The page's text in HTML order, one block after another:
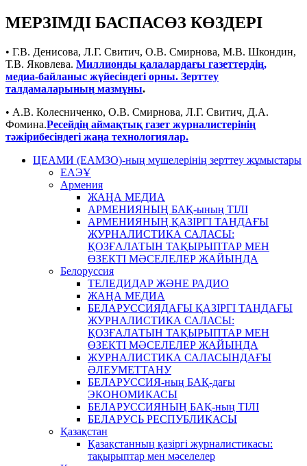
МЕРЗІМДІ БАСПАСӨЗ КӨЗДЕРІ
• Г.В. Денисова, Л.Г. Свитич, О.В. Смирнова, М.В. Шкондин,
Т.В. Яковлева. Миллионды қалалардағы газеттердің,
медиа-байланыс жүйесіндегі орны. Зерттеу
талдамаларының мазмұны.
• А.В. Колесниченко, О.В. Смирнова, Л.Г. Свитич, Д.А.
Фомина.Ресейдің аймақтық газет журналистерінің
тәжірибесіндегі жаңа технологиялар.
ЦЕАМИ (ЕАМЗО)-ның мүшелерінің зерттеу жұмыстары
ЕАЭҰ
Армения
ЖАҢА МЕДИА
АРМЕНИЯНЫҢ БАҚ-ының ТІЛІ
АРМЕНИЯНЫҢ ҚАЗІРГІ ТАҢДАҒЫ
ЖУРНАЛИСТИКА САЛАСЫ:
ҚОЗҒАЛАТЫН ТАҚЫРЫПТАР МЕН
ӨЗЕКТІ МӘСЕЛЕЛЕР ЖАЙЫНДА
Белоруссия
ТЕЛЕДИДАР ЖӘНЕ РАДИО
ЖАҢА МЕДИА
БЕЛАРУССИЯДАҒЫ ҚАЗІРГІ ТАҢДАҒЫ
ЖУРНАЛИСТИКА САЛАСЫ:
ҚОЗҒАЛАТЫН ТАҚЫРЫПТАР МЕН
ӨЗЕКТІ МӘСЕЛЕЛЕР ЖАЙЫНДА
ЖУРНАЛИСТИКА САЛАСЫНДАҒЫ
ӘЛЕУМЕТТАНУ
БЕЛАРУССИЯ-ның БАҚ-дағы
ЭКОНОМИКАСЫ
БЕЛАРУССИЯНЫҢ БАҚ-ның ТІЛІ
БЕЛАРУСЬ РЕСПУБЛИКАСЫ
Қазақстан
Қазақстанның қазіргі журналистикасы:
тақырыптар мен мәселелер